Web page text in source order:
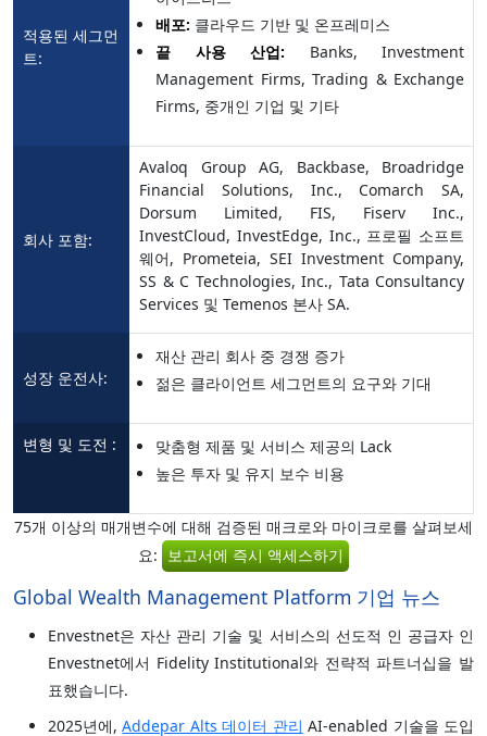
적용된 세그먼
트:
배포: 클라우드 기반 및 온프레미스
끝 사용 산업: Banks, Investment
Management Firms, Trading & Exchange
Firms, 중개인 기업 및 기타
회사 포함:
Avaloq Group AG, Backbase, Broadridge
Financial Solutions, Inc., Comarch SA,
Dorsum Limited, FIS, Fiserv Inc.,
InvestCloud, InvestEdge, Inc., 프로필 소프트
웨어, Prometeia, SEI Investment Company,
SS & C Technologies, Inc., Tata Consultancy
Services 및 Temenos 본사 SA.
성장 운전사:
재산 관리 회사 중 경쟁 증가
젊은 클라이언트 세그먼트의 요구와 기대
변형 및 도전 :
맞춤형 제품 및 서비스 제공의 Lack
높은 투자 및 유지 보수 비용
75개 이상의 매개변수에 대해 검증된 매크로와 마이크로를 살펴보세
요: 보고서에 즉시 액세스하기
Global Wealth Management Platform 기업 뉴스
Envestnet은 자산 관리 기술 및 서비스의 선도적 인 공급자 인
Envestnet에서 Fidelity Institutional와 전략적 파트너십을 발
표했습니다.
2025년에,Addepar Alts 데이터 관리 AI-enabled 기술을 도입